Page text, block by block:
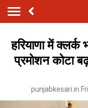
हरियाणा में
प्रमोशन कोटा
punjabkesari.in